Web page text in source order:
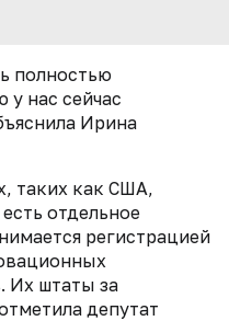
полностью
у нас сейчас
Ирина
таких как США,
отдельное
регистрацией
Их штаты за
депутат